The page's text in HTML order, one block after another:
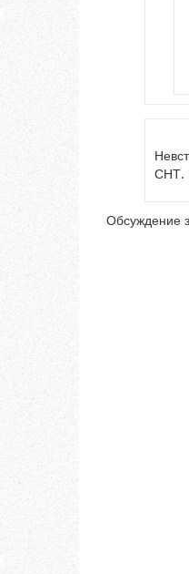
СНТ.
Обсуждение